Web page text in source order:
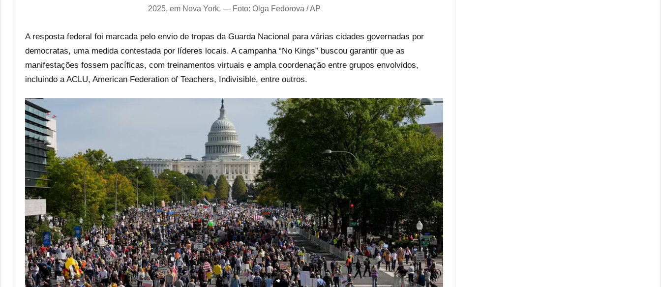
2025, em Nova York. — Foto: Olga Fedorova / AP
A resposta federal foi marcada pelo envio de tropas da Guarda Nacional para várias cidades governadas por
democratas, uma medida contestada por líderes locais. A campanha “No Kings” buscou garantir que as
manifestações fossem pacíficas, com treinamentos virtuais e ampla coordenação entre grupos envolvidos,
incluindo a ACLU, American Federation of Teachers, Indivisible, entre outros.